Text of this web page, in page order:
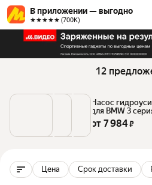
В приложении — выгодно
★★★★★ (700К)
12
Насос
для BMW 3
от 7 984 ₽
Цена Срок доставки